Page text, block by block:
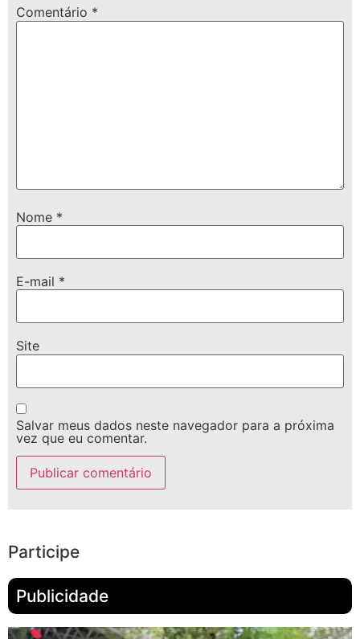
Comentário *
Nome *
E-mail *
Site
Salvar meus dados neste navegador para a próxima
vez que eu comentar.
Participe
Publicidade